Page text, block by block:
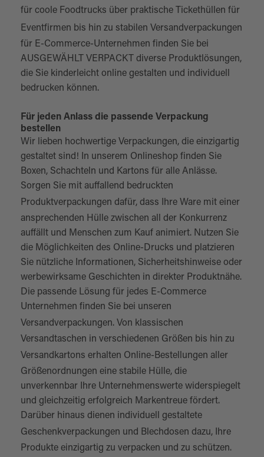
für coole Foodtrucks über praktische Tickethüllen für
Eventfirmen bis hin zu stabilen Versandverpackungen
für E-Commerce-Unternehmen finden Sie bei
AUSGEWÄHLT VERPACKT diverse Produktlösungen,
die Sie kinderleicht online gestalten und individuell
bedrucken können.
Für jeden Anlass die passende Verpackung
bestellen
Wir lieben hochwertige Verpackungen, die einzigartig
gestaltet sind! In unserem Onlineshop finden Sie
Boxen, Schachteln und Kartons für alle Anlässe.
Sorgen Sie mit auffallend bedruckten
Produktverpackungen dafür, dass Ihre Ware mit einer
ansprechenden Hülle zwischen all der Konkurrenz
auffällt und Menschen zum Kauf animiert. Nutzen Sie
die Möglichkeiten des Online-Drucks und platzieren
Sie nützliche Informationen, Sicherheitshinweise oder
werbewirksame Geschichten in direkter Produktnähe.
Die passende Lösung für jedes E-Commerce
Unternehmen finden Sie bei unseren
Versandverpackungen. Von klassischen
Versandtaschen in verschiedenen Größen bis hin zu
Versandkartons erhalten Online-Bestellungen aller
Größenordnungen eine stabile Hülle, die
unverkennbar Ihre Unternehmenswerte widerspiegelt
und gleichzeitig erfolgreich Markentreue fördert.
Darüber hinaus dienen individuell gestaltete
Geschenkverpackungen und Blechdosen dazu, Ihre
Produkte einzigartig zu verpacken und zu schützen.